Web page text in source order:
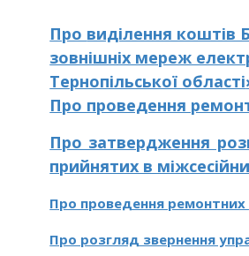
Про виділення коштів
зовнішніх мереж
Тернопільської області
Про проведення
Про затвердження
прийнятих в
Про проведення
Про розгляд звернення